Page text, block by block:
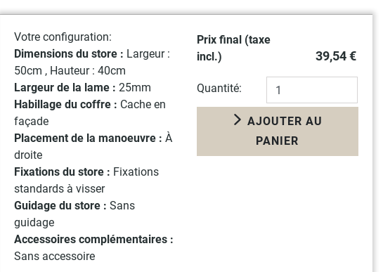
Votre configuration:
Dimensions du store : Largeur :
50cm , Hauteur : 40cm
Largeur de la lame : 25mm
Habillage du coffre : Cache en
façade
Placement de la manoeuvre : À
droite
Fixations du store : Fixations
standards à visser
Guidage du store : Sans
guidage
Accessoires complémentaires :
Sans accessoire
Prix final (taxe
incl.)
39,54 €
Quantité:
AJOUTER AU
PANIER